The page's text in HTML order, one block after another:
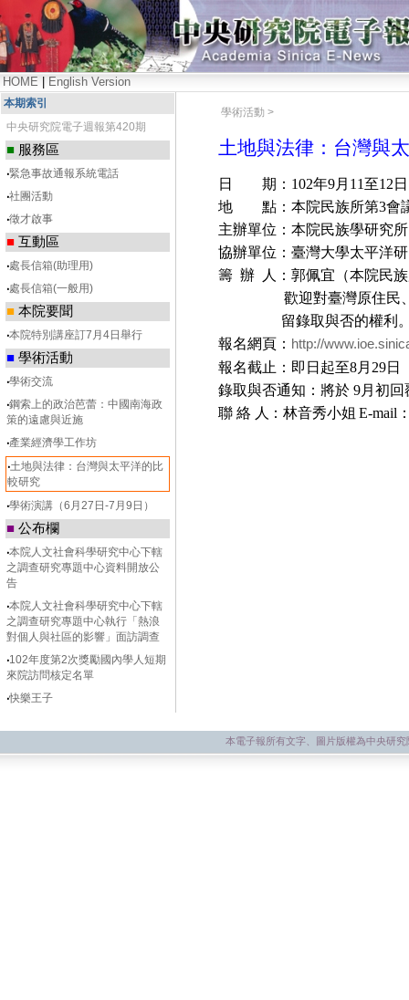
HOME English Version
本期索引
中央研究院電子週報第420期
■ 服務區
‧緊急事故通報系統電話
‧社團活動
‧徵才啟事
■ 互動區
‧處長信箱(助理用)
‧處長信箱(一般用)
■ 本院要聞
‧本院特別講座訂7月4日舉行
■ 學術活動
‧學術交流
‧鋼索上的政治芭蕾：中國南海政
策的遠慮與近施
‧產業經濟學工作坊
‧土地與法律：台灣與太平洋的比
較研究
‧學術演講（6月27日-7月9日）
■ 公布欄
‧本院人文社會科學研究中心下轄
之調查研究專題中心資料開放公
告
‧本院人文社會科學研究中心下轄
之調查研究專題中心執行「熱浪
對個人與社區的影響」面訪調查
‧102年度第2次獎勵國內學人短期
來院訪問核定名單
‧快樂王子
學術活動 >
土地與法律：台灣與
日 期： 102年9月 11至12
地 點：本院民族所第3會
主辦單位：本院民族學研究所
協辦單位：臺灣大學太平洋
籌 辦
人：郭佩宜（本院民
歡迎對臺灣原住民、大
留錄取與否的權利
報名網頁： http://
報名截止：即日起至8月 29日
錄取與否通知：將於 9月初
聯 絡 人：林音秀小姐 E-mail
本電子報所有文字、圖片版權為中央研